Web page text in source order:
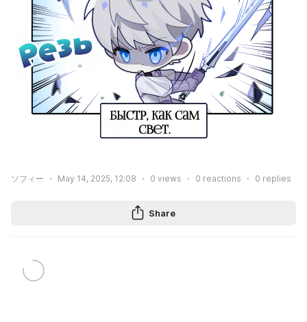
ソフィー May 14, 2025, 12:08 0 views 0 reactions 0 replies
Share